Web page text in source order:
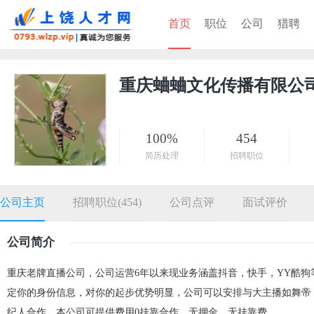
首页 职位 公司 猎聘
重庆蛐蛐文化传播有限公
100%
简历处理
454
招聘职位
公司主页 招聘职位(454) 公司点评 面试评价
公司简介
重庆老牌直播公司，公司运营6年以来现业务涵盖抖音，快手，YY酷
定你的身份信息，对你的起步优势明显，公司可以安排与大主播如舞